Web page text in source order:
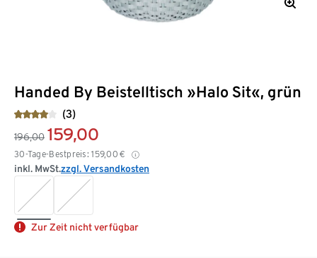
Handed By Beistelltisch »Halo Sit«, grün
(3)
196,00 159,00
30-Tage-Bestpreis: 159,00 €
inkl. MwSt.zzgl. Versandkosten
Zur Zeit nicht verfügbar